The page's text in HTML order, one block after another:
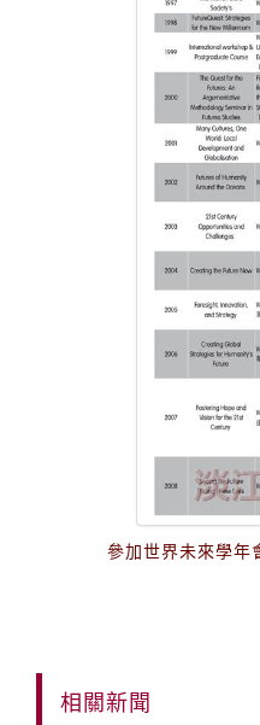
參加世界未來學年
相關新聞